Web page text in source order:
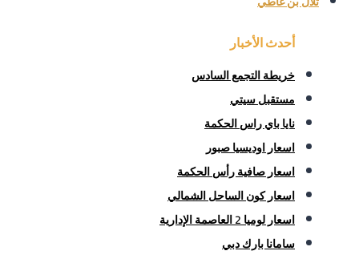
أحدث الأخبار
خريطة التجمع السادس
مستقبل سيتي
نايا باي راس الحكمة
اسعار اوديسيا صبور
اسعار صافية رأس الحكمة
اسعار كون الساحل الشمالي
اسعار لوميا 2 العاصمة الإدارية
سامانا بارك دبي